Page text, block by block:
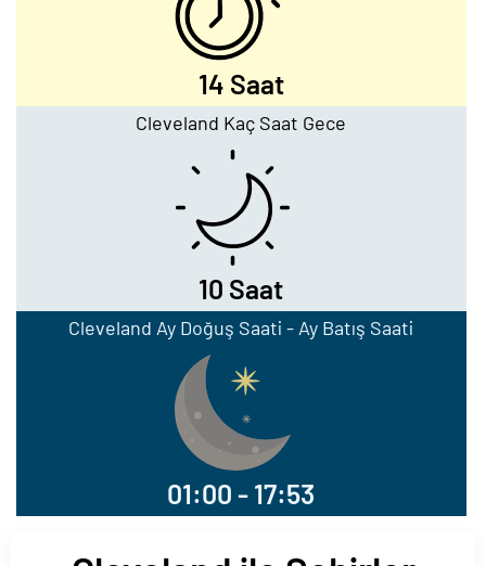
14 Saat
Cleveland Kaç Saat Gece
10 Saat
Cleveland Ay Doğuş Saati - Ay Batış Saati
01:00 - 17:53